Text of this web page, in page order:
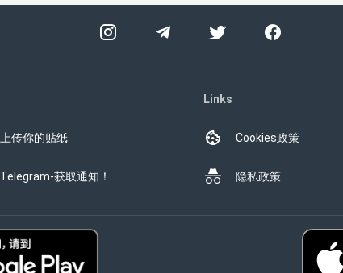
上传你的贴纸
Telegram-获取通知！
Links
Cookies政策
隐私政策